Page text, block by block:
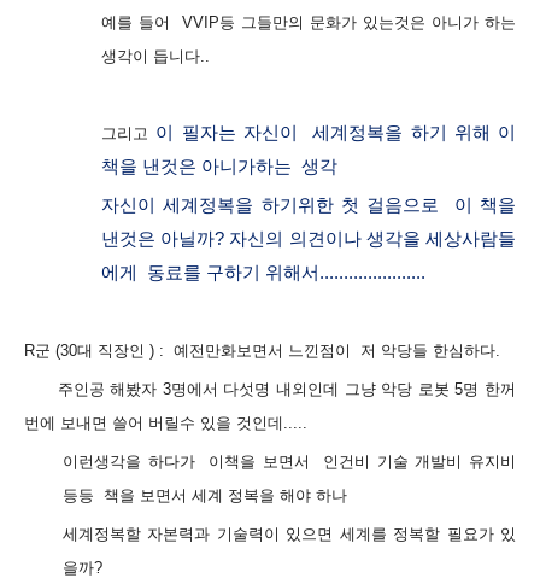
예를 들어 VVIP등 그들만의 문화가 있는것은 아니가 하는
생각이 듭니다..
그리고 이 필자는 자신이
세계정복을 하기 위해 이
책을 낸것은 아니가하는 생각
자신이 세계정복을 하기위한 첫 걸음으로
이 책을
낸것은 아닐까? 자신의 의견이나 생각을 세상사람들
에게
동료를 구하기 위해서......................
R군 (30대 직장인 ) : 예전만화보면서 느낀점이 저 악당들 한심하다.
주인공 해봤자 3명에서 다섯명 내외인데 그냥 악당 로봇 5명 한꺼
번에 보내면 쓸어 버릴수 있을 것인데.....
이런생각을 하다가 이책을 보면서 인건비 기술 개발비 유지비
등등 책을 보면서 세계 정복을 해야 하나
세계정복할 자본력과 기술력이 있으면 세계를 정복할 필요가 있
을까?